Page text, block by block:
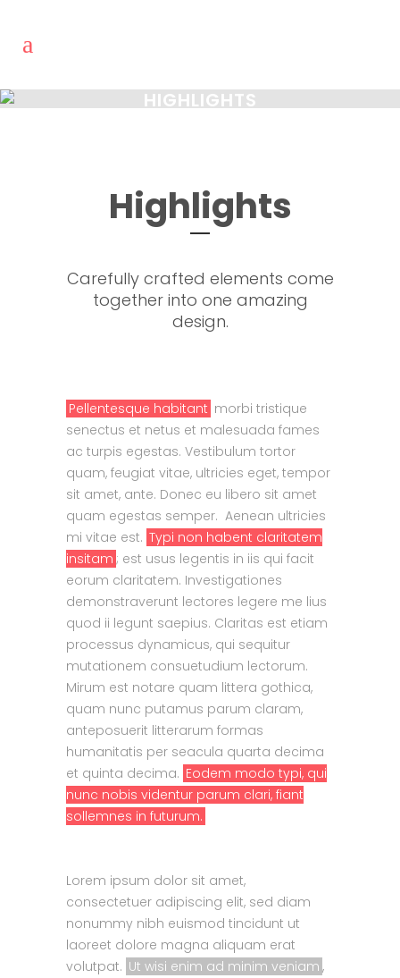
HIGHLIGHTS
Highlights
Carefully crafted elements come
together into one amazing
design.
Pellentesque habitant morbi tristique
senectus et netus et malesuada fames
ac turpis egestas. Vestibulum tortor
quam, feugiat vitae, ultricies eget, tempor
sit amet, ante. Donec eu libero sit amet
quam egestas semper. Aenean ultricies
mi vitae est. Typi non habent claritatem
insitam ; est usus legentis in iis qui facit
eorum claritatem. Investigationes
demonstraverunt lectores legere me lius
quod ii legunt saepius. Claritas est etiam
processus dynamicus, qui sequitur
mutationem consuetudium lectorum.
Mirum est notare quam littera gothica,
quam nunc putamus parum claram,
anteposuerit litterarum formas
humanitatis per seacula quarta decima
et quinta decima. Eodem modo typi, qui
nunc nobis videntur parum clari, fiant
sollemnes in futurum.
Lorem ipsum dolor sit amet,
consectetuer adipiscing elit, sed diam
nonummy nibh euismod tincidunt ut
laoreet dolore magna aliquam erat
volutpat. Ut wisi enim ad minim veniam ,